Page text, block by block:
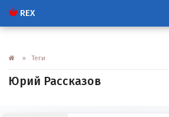
REX
» Теги
Юрий Рассказов